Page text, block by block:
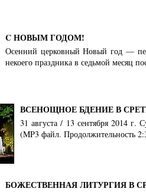
C НОВЫМ ГОДОМ!
Осенний церковный Новый год —
некоего праздника в седьмой месяц
ВСЕНОЩНОЕ БДЕНИЕ В
31 августа / 13 сентября 2014 г.
(MP3 файл. Продолжительность
БОЖЕСТВЕННАЯ ЛИТУРГИЯ В